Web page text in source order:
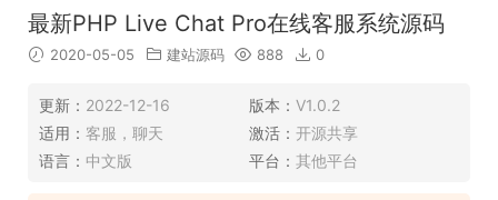
最新PHP Live Chat Pro在线客服系统源码
2020-05-05 建站源码 888 0
更新： 2022-12-16 版本： V1.0.2
适用： 客服，聊天 激活： 开源共享
语言： 中文版 平台： 其他平台